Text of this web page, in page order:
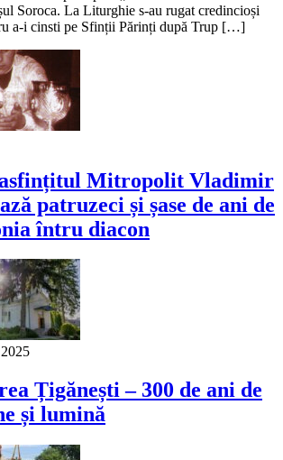
Soroca. La Liturghie s-au rugat credincioși
a-i cinsti pe Sfinții Părinți după Trup […]
Mitropolit Vladimir
patruzeci și șase de ani de
întru diacon
Țigănești – 300 de ani de
și lumină